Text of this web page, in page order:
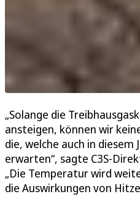
„Solange die
ansteigen, können wir
die, welche auch in
erwarten“, sagte C3S-
„Die Temperatur wird
die Auswirkungen von